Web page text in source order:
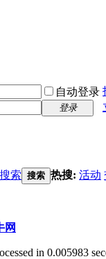
自动登录
登录
搜索 搜索 热搜: 活动
网
in 0.005983